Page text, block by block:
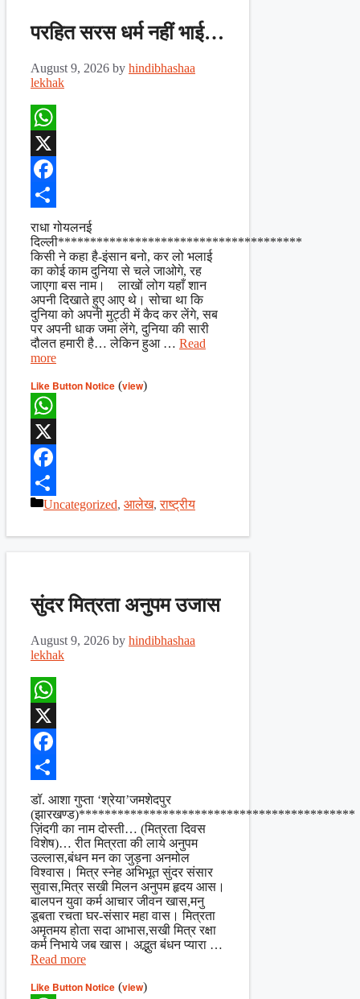
परहित सरस धर्म नहीं भाई…
August 9, 2026 by hindibhashaa
lekhak
WhatsApp
X
Facebook
Share
राधा गोयलनई
दिल्ली**************************************
किसी ने कहा है-इंसान बनो, कर लो भलाई
का कोई काम दुनिया से चले जाओगे, रह
जाएगा बस नाम। लाखों लोग यहाँ शान
अपनी दिखाते हुए आए थे। सोचा था कि
दुनिया को अपनी मुट्ठी में कैद कर लेंगे, सब
पर अपनी धाक जमा लेंगे, दुनिया की सारी
दौलत हमारी है… लेकिन हुआ … Read
more
Like Button Notice (view)
WhatsApp
X
Facebook
Share
Categories
Uncategorized, आलेख,राष्ट्रीय
सुंदर मित्रता अनुपम उजास
August 9, 2026 by hindibhashaa
lekhak
WhatsApp
X
Facebook
Share
डॉ. आशा गुप्ता ‘श्रेया’जमशेदपुर
(झारखण्ड)*******************************************
ज़िंदगी का नाम दोस्ती… (मित्रता दिवस
विशेष)… रीत मित्रता की लाये अनुपम
उल्लास,बंधन मन का जुड़ना अनमोल
विश्वास। मित्र स्नेह अभिभूत सुंदर संसार
सुवास,मित्र सखी मिलन अनुपम हृदय आस।
बालपन युवा कर्म आचार जीवन खास,मनु
डूबता रचता घर-संसार महा वास। मित्रता
अमृतमय होता सदा आभास,सखी मित्र रक्षा
कर्म निभाये जब खास। अद्भुत बंधन प्यारा …
Read more
Like Button Notice (view)